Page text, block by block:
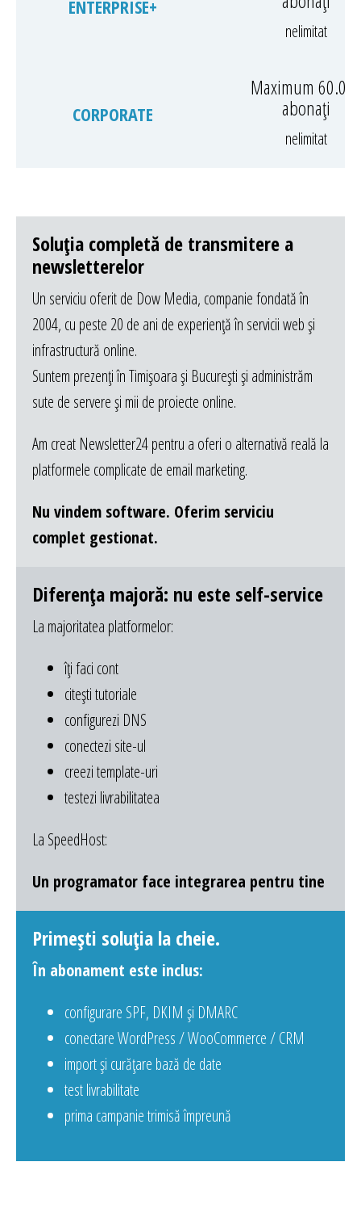
ENTERPRISE+
nelimitat
CORPORATE
Maximum
abonați
nelimitat
Soluția completă de transmitere a
newsletterelor
Un serviciu oferit de Dow Media, companie fondată în
2004, cu peste 20 de ani de experiență în servicii web și
infrastructură online.
Suntem prezenți în Timișoara și București și administrăm
sute de servere și mii de proiecte online.
Am creat Newsletter24 pentru a oferi o alternativă reală la
platformele complicate de email marketing.
Nu vindem software. Oferim serviciu
complet gestionat.
Diferența majoră: nu este self-service
La majoritatea platformelor:
îți faci cont
citești tutoriale
configurezi DNS
conectezi site-ul
creezi template-uri
testezi livrabilitatea
La SpeedHost:
Un programator face integrarea pentru tine
Primești soluția la cheie.
În abonament este inclus:
configurare SPF, DKIM și DMARC
conectare WordPress / WooCommerce / CRM
import și curățare bază de date
test livrabilitate
prima campanie trimisă împreună